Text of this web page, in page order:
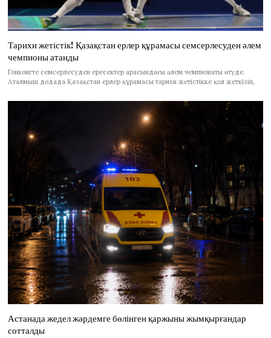
Тарихи жетістік! Қазақстан ерлер құрамасы семсерлесуден әлем
чемпионы атанды
Гонконгте семсерлесуден ересектер арасындағы әлем чемпионаты өтуде.
Аталмыш додада Қазақстан ерлер құрамасы тарихи жетістікке қол жеткізіп,
Астанада жедел жәрдемге бөлінген қаржыны жымқырғандар
сотталды